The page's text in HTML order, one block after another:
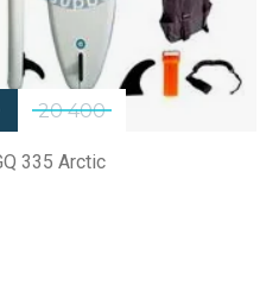
20 400
335 Arctic